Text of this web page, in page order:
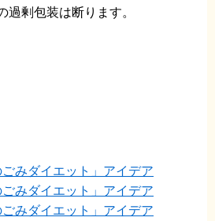
剰包装は断ります。
みダイエット」アイデア
みダイエット」アイデア
みダイエット」アイデア